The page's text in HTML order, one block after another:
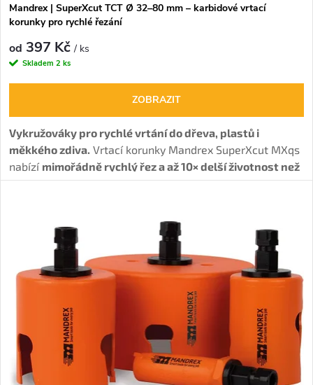
Mandrex | SuperXcut TCT Ø 32–80 mm – karbidové vrtací
korunky pro rychlé řezání
od 397 Kč/ ks
Skladem 2 ks
ZOBRAZIT
Vykružováky pro rychlé vrtání do dřeva, plastů i
měkkého zdiva. Vrtací korunky Mandrex SuperXcut MXqs
nabízí mimořádně rychlý řez a až 10× delší životnost než
Bi-Metal děrovky.